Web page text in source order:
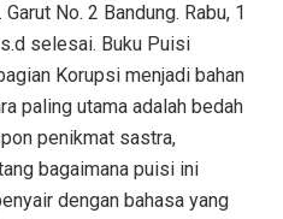
No. 2 Bandung. Rabu, 1
selesai. Buku Puisi
Korupsi menjadi bahan
paling utama adalah bedah
penikmat sastra,
bagaimana puisi ini
dengan bahasa yang